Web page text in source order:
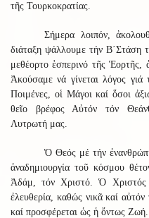
τῆς Τουρκοκρατίας.
Σήμερα λοιπόν,
διάταξη ψάλλουμε τήν Β΄Στάση
μεθέορτο ἑσπερινό τῆς Ἑορτῆς,
Ἀκούσαμε νά γίνεται λόγος
Ποιμένες, οἱ Μάγοι καί ὅσοι
θεῖο βρέφος Αὐτόν τόν
Λυτρωτή μας.
Ὁ Θεός μέ τήν
ἀναδημιουργία τοῦ κόσμου
Ἀδάμ, τόν Χριστό. Ὁ Χριστός
ἐλευθερία, καθώς νικᾶ καί αὐτόν
καί προσφέρεται ὡς ἡ ὄντως Ζωή.